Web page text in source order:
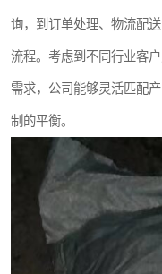
询，到订单处理、物流配
流程。考虑到不同行业客
需求，公司能够灵活匹配
制的平衡。